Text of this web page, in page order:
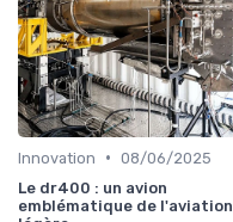
Innovation • 08/06/2025
Le dr400 : un avion
emblématique de l'aviation